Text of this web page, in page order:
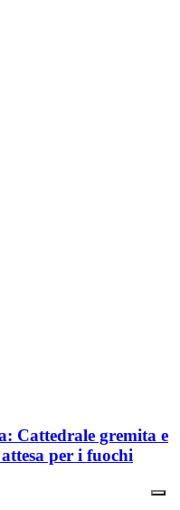
Cattedrale gremita e
per i fuochi